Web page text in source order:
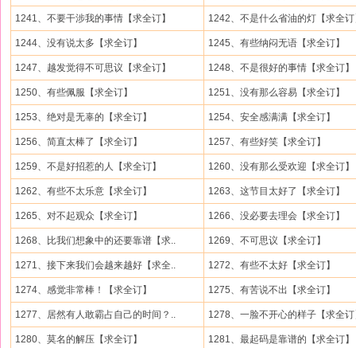
1241、不要干涉我的事情【求全订】 1242、不是什么省油的灯【求全
1244、没有说太多【求全订】 1245、有些纳闷无语【求全订】
1247、越发觉得不可思议【求全订】 1248、不是很好的事情【求全订】
1250、有些佩服【求全订】 1251、没有那么容易【求全订】
1253、绝对是无辜的【求全订】 1254、安全感满满【求全订】
1256、简直太棒了【求全订】 1257、有些好笑【求全订】
1259、不是好招惹的人【求全订】 1260、没有那么受欢迎【求全订】
1262、有些不太乐意【求全订】 1263、这节目太好了【求全订】
1265、对不起观众【求全订】 1266、没必要去理会【求全订】
1268、比我们想象中的还要靠谱【求.. 1269、不可思议【求全订】
1271、接下来我们会越来越好【求全.. 1272、有些不太好【求全订】
1274、感觉非常棒！【求全订】 1275、有苦说不出【求全订】
1277、居然有人敢霸占自己的时间？.. 1278、一脸不开心的样子【求全
1280、莫名的解压【求全订】 1281、最起码是靠谱的【求全订】